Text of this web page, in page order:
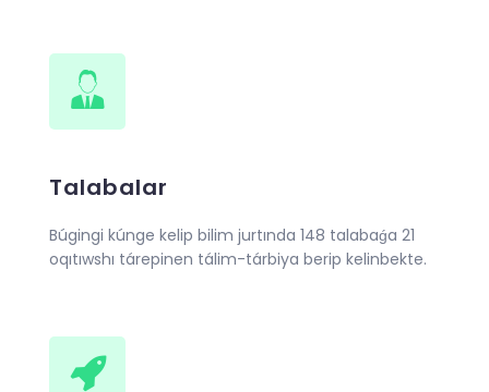
Talabalar
Búgingi kúnge kelip bilim jurtında 148 talabaǵa 21
oqıtıwshı tárepinen tálim-tárbiya berip kelinbekte.